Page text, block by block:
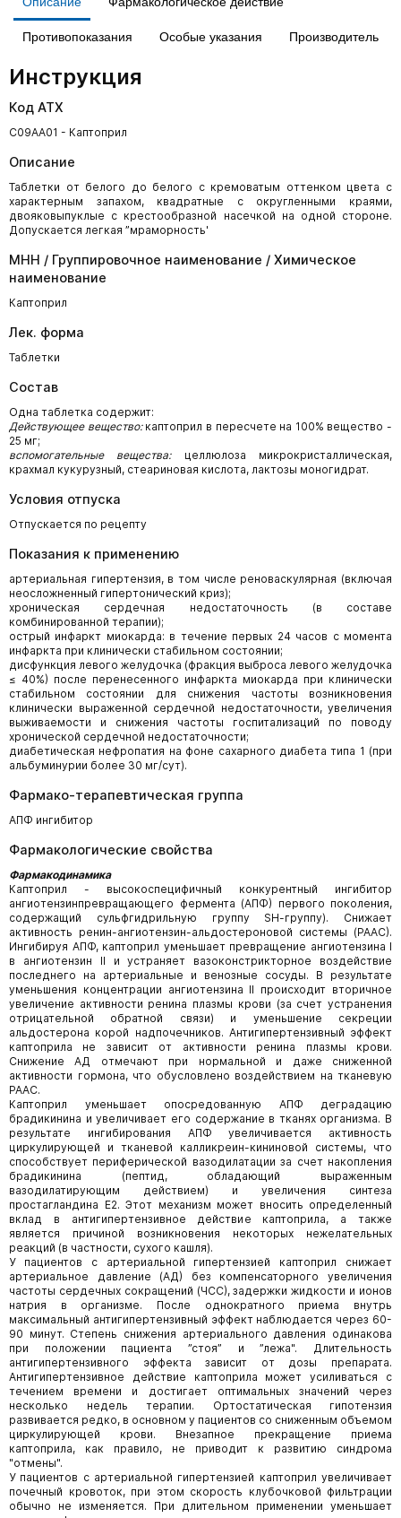
Противопоказания Особые указания Производитель
Инструкция
Код АТХ
C09AA01 - Каптоприл
Описание
Таблетки от белого до белого с кремоватым оттенком цвета с
характерным запахом, квадратные с округленными краями,
двояковыпуклые с крестообразной насечкой на одной стороне.
Допускается легкая ”мраморность'
МНН / Группировочное наименование / Химическое
наименование
Каптоприл
Лек. форма
Таблетки
Состав
Одна таблетка содержит:
Действующее вещество:каптоприл в пересчете на 100% вещество -
25 мг;
вспомогательные вещества:целлюлоза микрокристаллическая,
крахмал кукурузный, стеариновая кислота, лактозы моногидрат.
Условия отпуска
Отпускается по рецепту
Показания к применению
артериальная гипертензия, в том числе реноваскулярная (включая
неосложненный гипертонический криз);
хроническая сердечная недостаточность (в составе
комбинированной терапии);
острый инфаркт миокарда: в течение первых 24 часов с момента
инфаркта при клинически стабильном состоянии;
дисфункция левого желудочка (фракция выброса левого желудочка
≤ 40%) после перенесенного инфаркта миокарда при клинически
стабильном состоянии для снижения частоты возникновения
клинически выраженной сердечной недостаточности, увеличения
выживаемости и снижения частоты госпитализаций по поводу
хронической сердечной недостаточности;
диабетическая нефропатия на фоне сахарного диабета типа 1 (при
альбуминурии более 30 мг/сут).
Фармако-терапевтическая группа
АПФ ингибитор
Фармакологические свойства
Фармакодинамика
Каптоприл - высокоспецифичный конкурентный ингибитор
ангиотензинпревращающего фермента (АПФ) первого поколения,
содержащий сульфгидрильную группу SН-группу). Снижает
активность ренин-ангиотензин-альдостероновой системы (РААС).
Ингибируя АПФ, каптоприл уменьшает превращение ангиотензина I
в ангиотензин II и устраняет вазоконстрикторное воздействие
последнего на артериальные и венозные сосуды. В результате
уменьшения концентрации ангиотензина II происходит вторичное
увеличение активности ренина плазмы крови (за счет устранения
отрицательной обратной связи) и уменьшение секреции
альдостерона корой надпочечников. Антигипертензивный эффект
каптоприла не зависит от активности ренина плазмы крови.
Снижение АД отмечают при нормальной и даже сниженной
активности гормона, что обусловлено воздействием на тканевую
РААС.
Каптоприл уменьшает опосредованную АПФ деградацию
брадикинина и увеличивает его содержание в тканях организма. В
результате ингибирования АПФ увеличивается активность
циркулирующей и тканевой калликреин-кининовой системы, что
способствует периферической вазодилатации за счет накопления
брадикинина (пептид, обладающий выраженным
вазодилатирующим действием) и увеличения синтеза
простагландина Е2. Этот механизм может вносить определенный
вклад в антигипертензивное действие каптоприла, а также
является причиной возникновения некоторых нежелательных
реакций (в частности, сухого кашля).
У пациентов с артериальной гипертензией каптоприл снижает
артериальное давление (АД) без компенсаторного увеличения
частоты сердечных сокращений (ЧСС), задержки жидкости и ионов
натрия в организме. После однократного приема внутрь
максимальный антигипертензивный эффект наблюдается через 60-
90 минут. Степень снижения артериального давления одинакова
при положении пациента ”стоя” и ”лежа". Длительность
антигипертензивного эффекта зависит от дозы препарата.
Антигипертензивное действие каптоприла может усиливаться с
течением времени и достигает оптимальных значений через
несколько недель терапии. Ортостатическая гипотензия
развивается редко, в основном у пациентов со сниженным объемом
циркулирующей крови. Внезапное прекращение приема
каптоприла, как правило, не приводит к развитию синдрома
"отмены".
У пациентов с артериальной гипертензией каптоприл увеличивает
почечный кровоток, при этом скорость клубочковой фильтрации
обычно не изменяется. При длительном применении уменьшает